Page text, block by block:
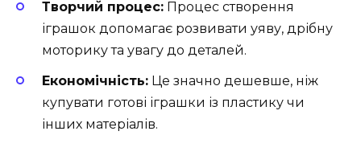
Творчий процес: Процес створення
іграшок допомагає розвивати уяву, дрібну
моторику та увагу до деталей.
Економічність: Це значно дешевше, ніж
купувати готові іграшки із пластику чи
інших матеріалів.